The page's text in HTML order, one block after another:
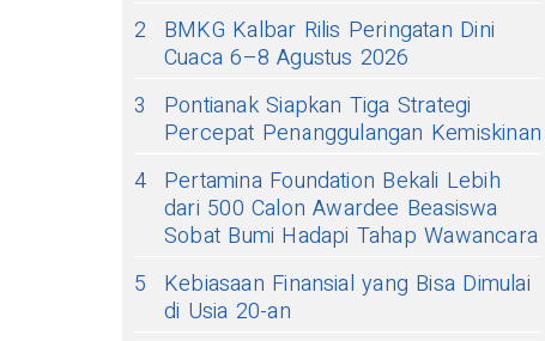
2
BMKG Kalbar Rilis Peringatan Dini
Cuaca 6–8 Agustus 2026
3
Pontianak Siapkan Tiga Strategi
Percepat Penanggulangan Kemiskinan
4 Pertamina Foundation Bekali Lebih
dari 500 Calon Awardee Beasiswa
Sobat Bumi Hadapi Tahap Wawancara
5
Kebiasaan Finansial yang Bisa Dimulai
di Usia 20-an